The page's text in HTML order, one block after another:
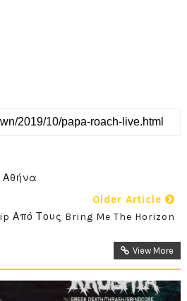
Αθήνα
Older Article
Από Τους Bring Me The Horizon
View More